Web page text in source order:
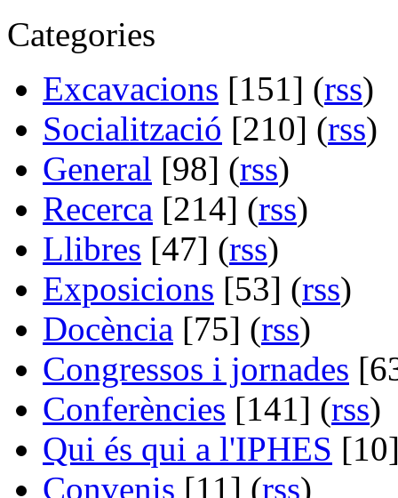
Categories
Excavacions [151] (rss)
Socialització [210] (rss)
General [98] (rss)
Recerca [214] (rss)
Llibres [47] (rss)
Exposicions [53] (rss)
Docència [75] (rss)
Congressos i jornades
Conferències [141] (rss)
Qui és qui a l'IPHES
Convenis [11] (rss)